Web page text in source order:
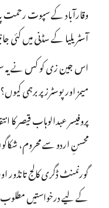
وقارآباد کے سپوت رحمت
آسٹریلیا کے سڈنی میں کئی
اس جین زی کو کس نے یہ
میمز اور پوسٹرز پر برہمی کیوں؟
پروفیسر عبدالوہاب قیصر کا
محسنِ اردو سے محروم،
گورنمنٹ ڈگری کالج تانڈور
کے لیے درخواستیں مطلوب